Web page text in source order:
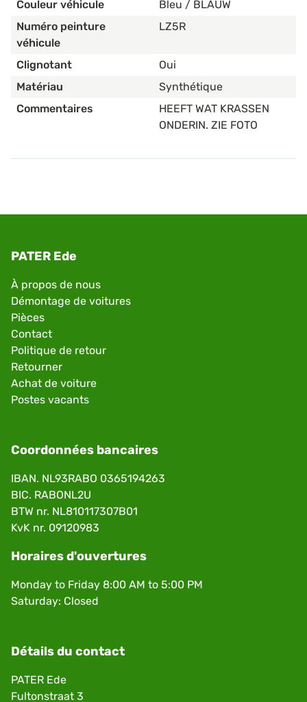
Couleur véhicule
Bleu / BLAUW
Numéro peinture
véhicule
LZ5R
Clignotant
Oui
Matériau
Synthétique
Commentaires
HEEFT WAT KRASSEN
ONDERIN. ZIE FOTO
PATER Ede
À propos de nous
Démontage de voitures
Pièces
Contact
Politique de retour
Retourner
Achat de voiture
Postes vacants
Coordonnées bancaires
IBAN. NL93RABO 0365194263
BIC. RABONL2U
BTW nr. NL810117307B01
KvK nr. 09120983
Horaires d'ouvertures
Monday to Friday 8:00 AM to 5:00 PM
Saturday: Closed
Détails du contact
PATER Ede
Fultonstraat 3